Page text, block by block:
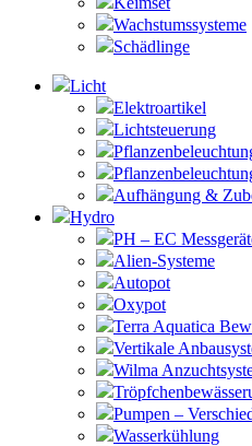
Wachstumssysteme
Schädlinge
Licht
Elektroartikel
Lichtsteuerung
Aufhängung &
Hydro
PH – EC
Alien-Systeme
Autopot
Oxypot
Terra Aquatica
Vertikale
Wilma
Pumpen –
Wasserkühlung